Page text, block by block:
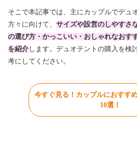
そこで本記事では、主にカップルでデュ
方々に向けて、 サイズや設営のしやすさ
の選び方・かっこいい・おしゃれなおす
を紹介 します。デュオテントの購入を検
考にしてください。
今すぐ見る！カップルにおすす
10選！